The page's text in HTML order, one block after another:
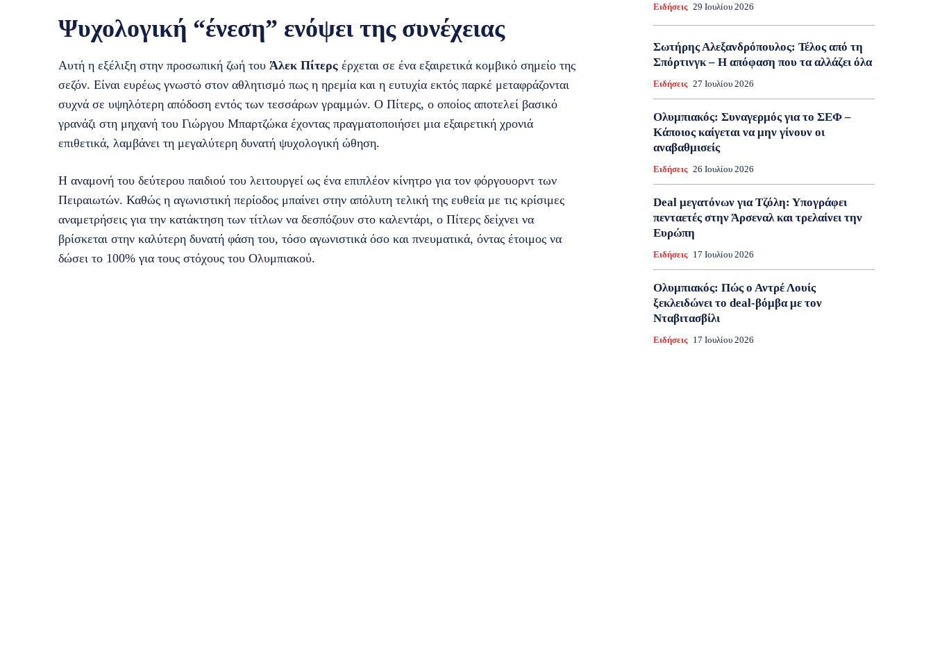
Ψυχολογική “ένεση” ενόψει της συνέχειας
Αυτή η εξέλιξη στην προσωπική ζωή του Άλεκ Πίτερς έρχεται σε ένα εξαιρετικά κομβικό σημείο της
σεζόν. Είναι ευρέως γνωστό στον αθλητισμό πως η ηρεμία και η ευτυχία εκτός παρκέ μεταφράζονται
συχνά σε υψηλότερη απόδοση εντός των τεσσάρων γραμμών. Ο Πίτερς, ο οποίος αποτελεί βασικό
γρανάζι στη μηχανή του Γιώργου Μπαρτζώκα έχοντας πραγματοποιήσει μια εξαιρετική χρονιά
επιθετικά, λαμβάνει τη μεγαλύτερη δυνατή ψυχολογική ώθηση.
Η αναμονή του δεύτερου παιδιού του λειτουργεί ως ένα επιπλέον κίνητρο για τον φόργουορντ των
Πειραιωτών. Καθώς η αγωνιστική περίοδος μπαίνει στην απόλυτη τελική της ευθεία με τις κρίσιμες
αναμετρήσεις για την κατάκτηση των τίτλων να δεσπόζουν στο καλεντάρι, ο Πίτερς δείχνει να
βρίσκεται στην καλύτερη δυνατή φάση του, τόσο αγωνιστικά όσο και πνευματικά, όντας έτοιμος να
δώσει το 100% για τους στόχους του Ολυμπιακού.
Ειδήσεις 29 Ιουλίου 2026
Σωτήρης Αλεξανδρόπουλος: Τέλος από τη
Σπόρτινγκ – Η απόφαση που τα αλλάζει όλα
Ειδήσεις 27 Ιουλίου 2026
Ολυμπιακός: Συναγερμός για το ΣΕΦ –
Κάποιος καίγεται να μην γίνουν οι
αναβαθμισείς
Ειδήσεις 26 Ιουλίου 2026
Deal μεγατόνων για Τζόλη: Υπογράφει
πενταετές στην Άρσεναλ και τρελαίνει την
Ευρώπη
Ειδήσεις 17 Ιουλίου 2026
Ολυμπιακός: Πώς ο Αντρέ Λουίς
ξεκλειδώνει το deal-βόμβα με τον
Νταβιτασβίλι
Ειδήσεις 17 Ιουλίου 2026